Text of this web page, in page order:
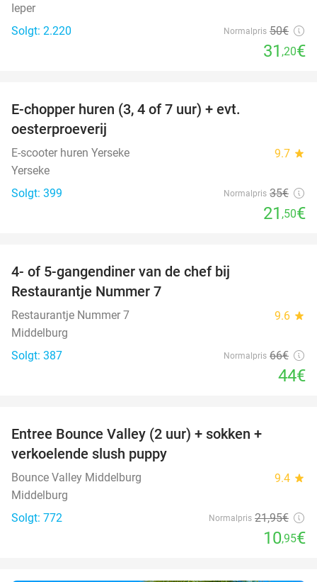
Ieper
Solgt: 2.220
Normalpris 50€
31 ,20€
E-chopper huren (3, 4 of 7 uur) + evt.
oesterproeverij
E-scooter huren Yerseke 9.7 star
Yerseke
Solgt: 399
Normalpris 35€
21 ,50€
4- of 5-gangendiner van de chef bij
Restaurantje Nummer 7
Restaurantje Nummer 7 9.6 star
Middelburg
Solgt: 387
Normalpris 66€
44€
Entree Bounce Valley (2 uur) + sokken +
verkoelende slush puppy
Bounce Valley Middelburg 9.4 star
Middelburg
Solgt: 772
Normalpris 21,95€
10,95€